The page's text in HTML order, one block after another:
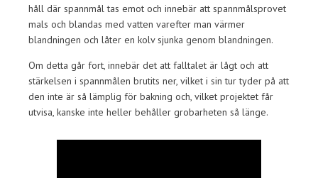
håll där spannmål tas emot och innebär att spannmålsprovet
mals och blandas med vatten varefter man värmer
blandningen och låter en kolv sjunka genom blandningen.
Om detta går fort, innebär det att falltalet är lågt och att
stärkelsen i spannmålen brutits ner, vilket i sin tur tyder på att
den inte är så lämplig för bakning och, vilket projektet får
utvisa, kanske inte heller behåller grobarheten så länge.